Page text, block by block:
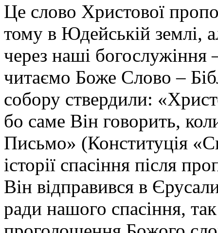
Це слово Христової
тому в Юдейській землі,
через наші богослужіння
читаємо Боже Слово –
собору ствердили:
бо саме Він говорить,
Письмо» (Конституція
історії спасіння після
Він відправився в
ради нашого спасіння,